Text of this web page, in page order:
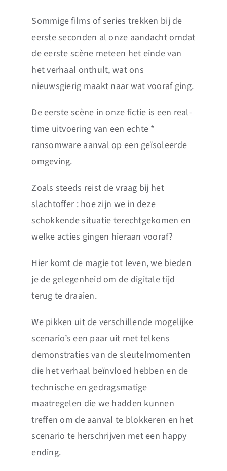
Sommige films of series trekken bij de
eerste seconden al onze aandacht omdat
de eerste scène meteen het einde van
het verhaal onthult, wat ons
nieuwsgierig maakt naar wat vooraf ging.
De eerste scène in onze fictie is een real-
time uitvoering van een echte *
ransomware aanval op een geïsoleerde
omgeving.
Zoals steeds reist de vraag bij het
slachtoffer : hoe zijn we in deze
schokkende situatie terechtgekomen en
welke acties gingen hieraan vooraf?
Hier komt de magie tot leven, we bieden
je de gelegenheid om de digitale tijd
terug te draaien.
We pikken uit de verschillende mogelijke
scenario’s een paar uit met telkens
demonstraties van de sleutelmomenten
die het verhaal beïnvloed hebben en de
technische en gedragsmatige
maatregelen die we hadden kunnen
treffen om de aanval te blokkeren en het
scenario te herschrijven met een happy
ending.